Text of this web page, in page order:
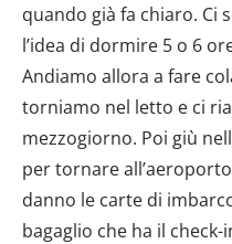
quando già fa chiaro. Ci
l’idea di dormire 5 o 6
Andiamo allora a fare
torniamo nel letto e ci
mezzogiorno. Poi giù
per tornare
danno le carte di
bagaglio che ha il